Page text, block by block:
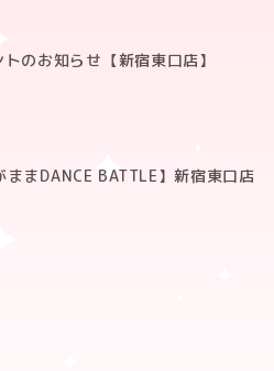
のお知らせ【新宿東口店】
ままDANCE BATTLE】新宿東口店